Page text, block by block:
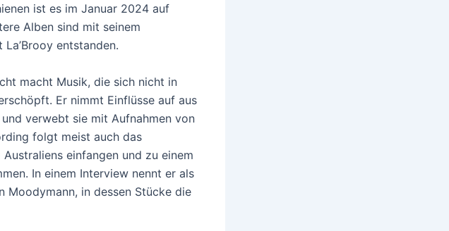
ist es im Januar 2024 auf
Alben sind mit seinem
entstanden.
macht Musik, die sich nicht in
Er nimmt Einflüsse auf aus
verwebt sie mit Aufnahmen von
folgt meist auch das
einfangen und zu einem
In einem Interview nennt er als
Moodymann, in dessen Stücke die